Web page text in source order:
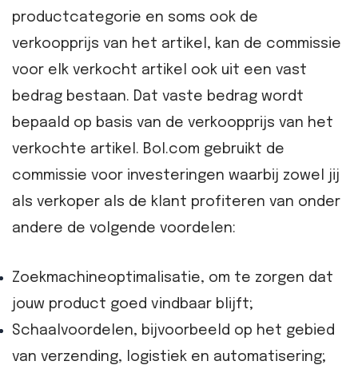
productcategorie en soms ook de
verkoopprijs van het artikel, kan de commissie
voor elk verkocht artikel ook uit een vast
bedrag bestaan. Dat vaste bedrag wordt
bepaald op basis van de verkoopprijs van het
verkochte artikel. Bol.com gebruikt de
commissie voor investeringen waarbij zowel jij
als verkoper als de klant profiteren van onder
andere de volgende voordelen:
Zoekmachineoptimalisatie, om te zorgen dat
jouw product goed vindbaar blijft;
Schaalvoordelen, bijvoorbeeld op het gebied
van verzending, logistiek en automatisering;